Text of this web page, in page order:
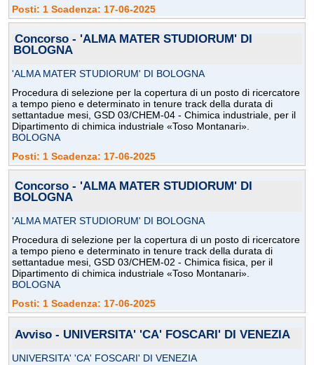
Posti: 1 Scadenza: 17-06-2025
Concorso - 'ALMA MATER STUDIORUM' DI
BOLOGNA
'ALMA MATER STUDIORUM' DI BOLOGNA
Procedura di selezione per la copertura di un posto di ricercatore
a tempo pieno e determinato in tenure track della durata di
settantadue mesi, GSD 03/CHEM-04 - Chimica industriale, per il
Dipartimento di chimica industriale «Toso Montanari».
BOLOGNA
Posti: 1 Scadenza: 17-06-2025
Concorso - 'ALMA MATER STUDIORUM' DI
BOLOGNA
'ALMA MATER STUDIORUM' DI BOLOGNA
Procedura di selezione per la copertura di un posto di ricercatore
a tempo pieno e determinato in tenure track della durata di
settantadue mesi, GSD 03/CHEM-02 - Chimica fisica, per il
Dipartimento di chimica industriale «Toso Montanari».
BOLOGNA
Posti: 1 Scadenza: 17-06-2025
Avviso - UNIVERSITA' 'CA' FOSCARI' DI VENEZIA
UNIVERSITA' 'CA' FOSCARI' DI VENEZIA